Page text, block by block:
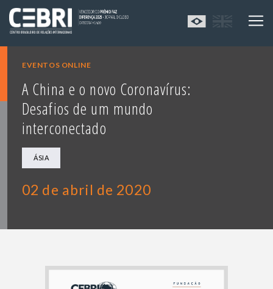
EVENTOS ONLINE
A China e o novo Coronavírus:
Desafios de um mundo
interconectado
ÁSIA
02 de abril de 2020